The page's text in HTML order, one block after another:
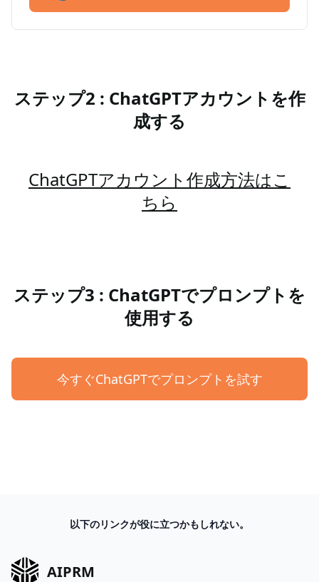
ステップ2 : ChatGPTアカウントを作
成する
ChatGPTアカウント作成方法はこ
ちら
ステップ3 : ChatGPTでプロンプトを
使用する
今すぐChatGPTでプロンプトを試す
以下のリンクが役に立つかもしれない。
AIPRM